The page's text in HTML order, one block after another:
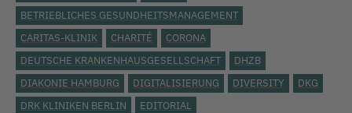
BETRIEBLICHES GESUNDHEITSMANAGEMENT
CARITAS-KLINIK
CHARITÉ
CORONA
DEUTSCHE KRANKENHAUSGESELLSCHAFT
DHZB
DIAKONIE HAMBURG
DIGITALISIERUNG DIVERSITY
DKG
DRK KLINIKEN BERLIN
EDITORIAL